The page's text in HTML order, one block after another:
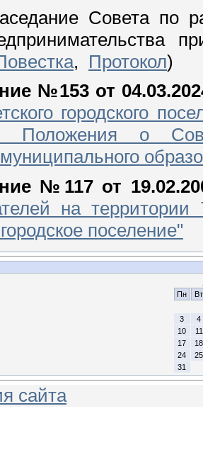
Совета по
, Протокол)
№153 от
городского
Положения о
№117 от
на территории
поселение"
Пн
Вт
3
4
10
11
17
18
24
25
31
сайта